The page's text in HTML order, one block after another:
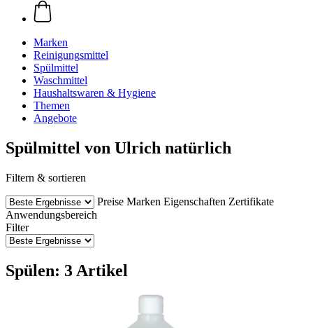
Marken
Reinigungsmittel
Spülmittel
Waschmittel
Haushaltswaren & Hygiene
Themen
Angebote
Spülmittel von Ulrich natürlich
Filtern & sortieren
Preise Marken Eigenschaften Zertifikate
Anwendungsbereich
Filter
Spülen: 3 Artikel